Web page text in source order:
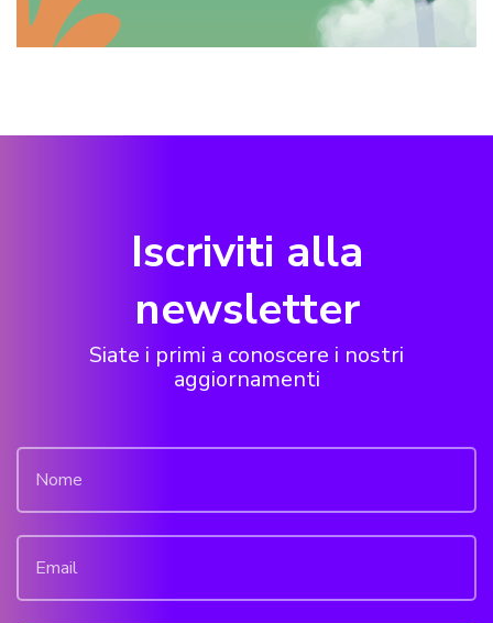
Iscriviti alla
newsletter
Siate i primi a conoscere i nostri
aggiornamenti